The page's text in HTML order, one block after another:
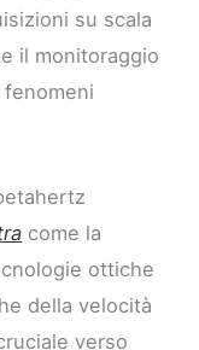
su scala
il monitoraggio
come la
ottiche
della velocità
verso